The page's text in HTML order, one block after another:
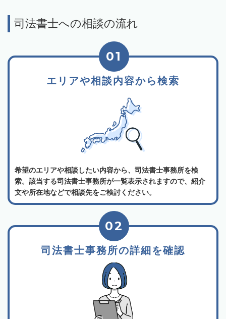
司法書士への相談の流れ
エリアや相談内容から検索
01
希望のエリアや相談したい内容から、司法書士事務所を検
索。該当する司法書士事務所が一覧表示されますので、紹介
文や所在地などで相談先をご検討ください。
司法書士事務所の詳細を確認
02